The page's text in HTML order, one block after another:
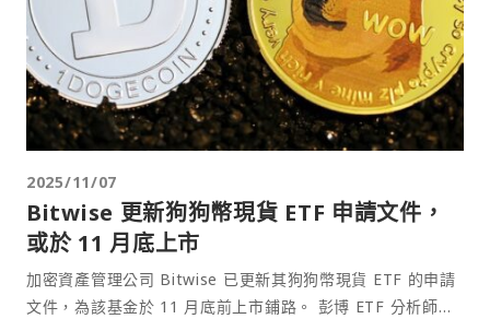
2025/11/07
Bitwise 更新狗狗幣現貨 ETF 申請文件，
或於 11 月底上市
加密資產管理公司 Bitwise 已更新其狗狗幣現貨 ETF 的申請
文件，為該基金於 11 月底前上市鋪路。 彭博 ETF 分析師